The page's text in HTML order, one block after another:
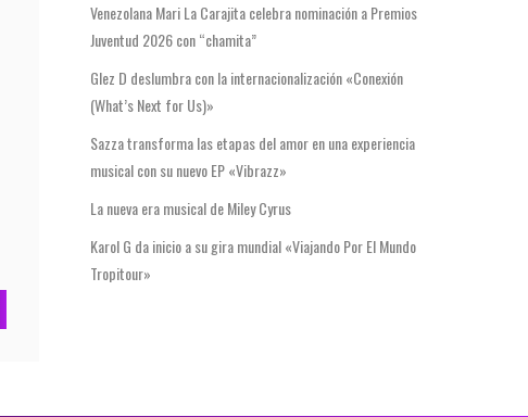
Venezolana Mari La Carajita celebra nominación a Premios
Juventud 2026 con “chamita”
Glez D deslumbra con la internacionalización «Conexión
(What’s Next for Us)»
Sazza transforma las etapas del amor en una experiencia
musical con su nuevo EP «Vibrazz»
La nueva era musical de Miley Cyrus
Karol G da inicio a su gira mundial «Viajando Por El Mundo
Tropitour»